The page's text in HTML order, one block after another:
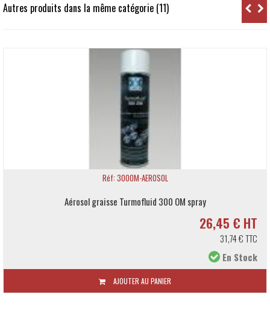
Autres produits dans la même catégorie (11)
Réf: 300OM-AEROSOL
Aérosol graisse Turmofluid 300 OM spray
26,45 € HT
31,74 € TTC
En Stock
AJOUTER AU PANIER